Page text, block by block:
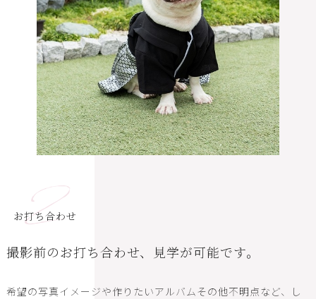
2
お打ち合わせ
撮影前のお打ち合わせ、見学が可能です。
希望の写真イメージや作りたいアルバムその他不明点など、し